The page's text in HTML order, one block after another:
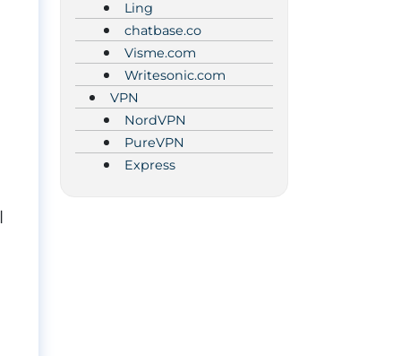
Ling
chatbase.co
Visme.com
Writesonic.com
VPN
NordVPN
PureVPN
Express